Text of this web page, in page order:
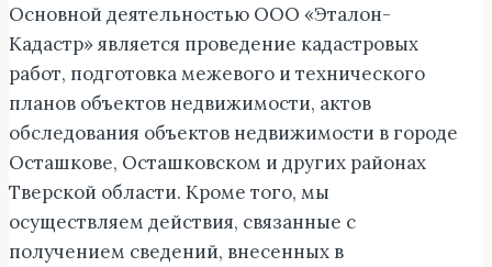
Основной деятельностью ООО «Эталон-
Кадастр» является проведение кадастровых
работ, подготовка межевого и технического
планов объектов недвижимости, актов
обследования объектов недвижимости в городе
Осташкове, Осташковском и других районах
Тверской области. Кроме того, мы
осуществляем действия, связанные с
получением сведений, внесенных в